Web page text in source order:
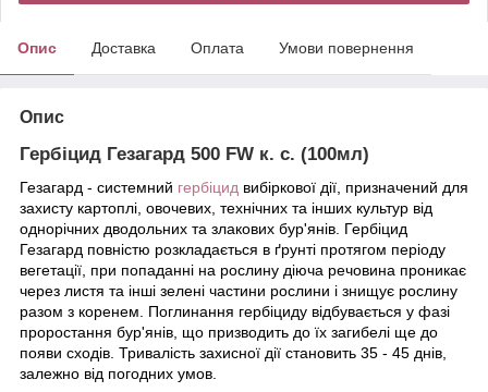
Опис Доставка Оплата Умови повернення
Опис
Гербіцид Гезагард 500 FW к. с. (100мл)
Гезагард - системний гербіцид вибіркової дії, призначений для
захисту картоплі, овочевих, технічних та інших культур від
однорічних дводольних та злакових бур'янів. Гербіцид
Гезагард повністю розкладається в ґрунті протягом періоду
вегетації, при попаданні на рослину діюча речовина проникає
через листя та інші зелені частини рослини і знищує рослину
разом з коренем. Поглинання гербіциду відбувається у фазі
проростання бур'янів, що призводить до їх загибелі ще до
появи сходів. Тривалість захисної дії становить 35 - 45 днів,
залежно від погодних умов.